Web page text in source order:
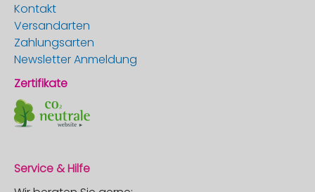
Kontakt
Versandarten
Zahlungsarten
Newsletter Anmeldung
Zertifikate
Service & Hilfe